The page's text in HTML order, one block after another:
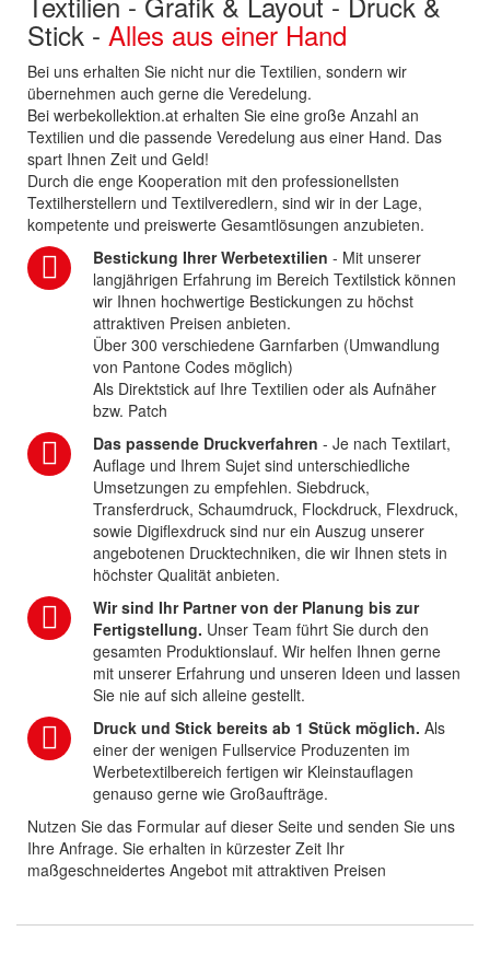
Stick - Alles aus einer Hand
Bei uns erhalten Sie nicht nur die Textilien, sondern wir
übernehmen auch gerne die Veredelung.
Bei werbekollektion.at erhalten Sie eine große Anzahl an
Textilien und die passende Veredelung aus einer Hand. Das
spart Ihnen Zeit und Geld!
Durch die enge Kooperation mit den professionellsten
Textilherstellern und Textilveredlern, sind wir in der Lage,
kompetente und preiswerte Gesamtlösungen anzubieten.
Bestickung Ihrer Werbetextilien - Mit unserer
langjährigen Erfahrung im Bereich Textilstick können
wir Ihnen hochwertige Bestickungen zu höchst
attraktiven Preisen anbieten.
Über 300 verschiedene Garnfarben (Umwandlung
von Pantone Codes möglich)
Als Direktstick auf Ihre Textilien oder als Aufnäher
bzw. Patch
Das passende Druckverfahren - Je nach Textilart,
Auflage und Ihrem Sujet sind unterschiedliche
Umsetzungen zu empfehlen. Siebdruck,
Transferdruck, Schaumdruck, Flockdruck, Flexdruck,
sowie Digiflexdruck sind nur ein Auszug unserer
angebotenen Drucktechniken, die wir Ihnen stets in
höchster Qualität anbieten.
Wir sind Ihr Partner von der Planung bis zur
Fertigstellung. Unser Team führt Sie durch den
gesamten Produktionslauf. Wir helfen Ihnen gerne
mit unserer Erfahrung und unseren Ideen und lassen
Sie nie auf sich alleine gestellt.
Druck und Stick bereits ab 1 Stück möglich. Als
einer der wenigen Fullservice Produzenten im
Werbetextilbereich fertigen wir Kleinstauflagen
genauso gerne wie Großaufträge.
Nutzen Sie das Formular auf dieser Seite und senden Sie uns
Ihre Anfrage. Sie erhalten in kürzester Zeit Ihr
maßgeschneidertes Angebot mit attraktiven Preisen